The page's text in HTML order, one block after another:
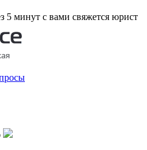
5 минут с вами свяжется юрист